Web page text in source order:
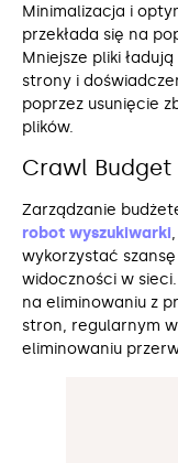
Minimalizacja i
przekłada się na
Mniejsze pliki
strony i
poprzez usunięcie
plików.
Crawl
Zarządzanie
robot wyszukiwarki
wykorzystać
widoczności w
na eliminowaniu z
stron, regularnym
eliminowaniu